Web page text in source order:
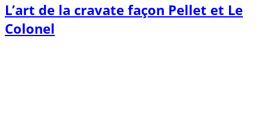
L’art de la cravate façon Pellet et Le
Colonel